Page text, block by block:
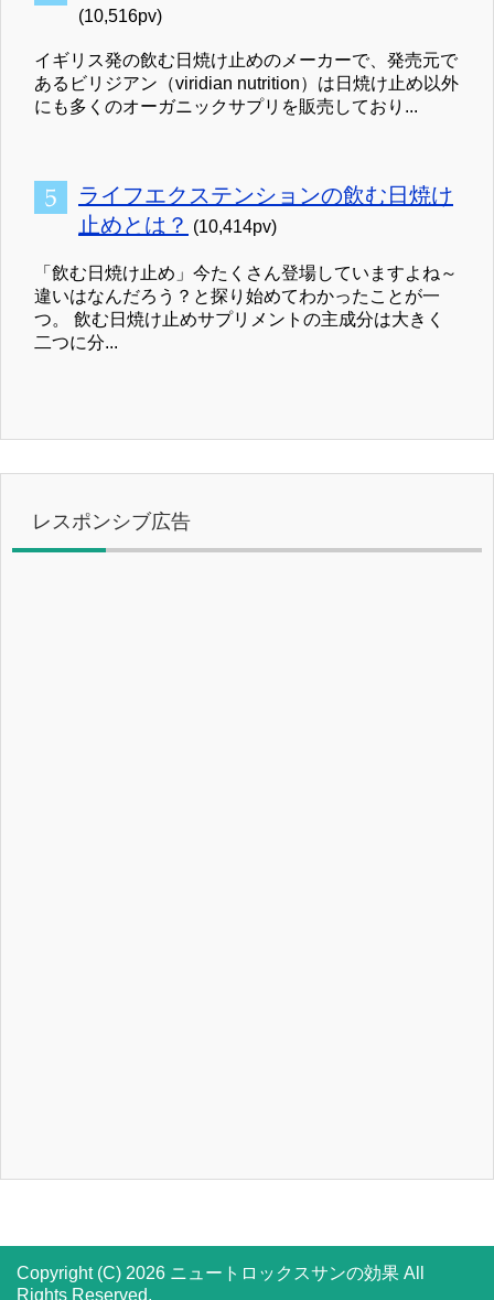
(10,516pv)
イギリス発の飲む日焼け止めのメーカーで、発売元で
あるビリジアン（viridian nutrition）は日焼け止め以外
にも多くのオーガニックサプリを販売しており...
ライフエクステンションの飲む日焼け
止めとは？ (10,414pv)
「飲む日焼け止め」今たくさん登場していますよね～
違いはなんだろう？と探り始めてわかったことが一
つ。 飲む日焼け止めサプリメントの主成分は大きく
二つに分...
レスポンシブ広告
Copyright (C) 2026 ニュートロックスサンの効果 All
Rights Reserved.